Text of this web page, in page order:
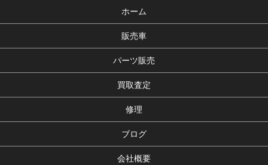
ホーム
販売車
パーツ販売
買取査定
修理
ブログ
会社概要